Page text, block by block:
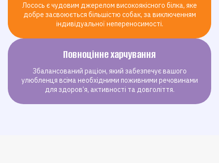
Лосось є чудовим джерелом високоякісного білка, яке
добре засвоюється більшістю собак, за виключенням
індивідуальної непереносимості.
Повноцінне харчування
Збалансований раціон, який забезпечує вашого
улюбленця всіма необхідними поживними речовинами
для здоров’я, активності та довголіття.